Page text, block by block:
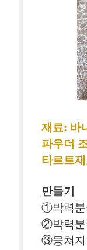
재료: 바
파우더
타르트
만들기
①박력분
②박력분
③뭉쳐지